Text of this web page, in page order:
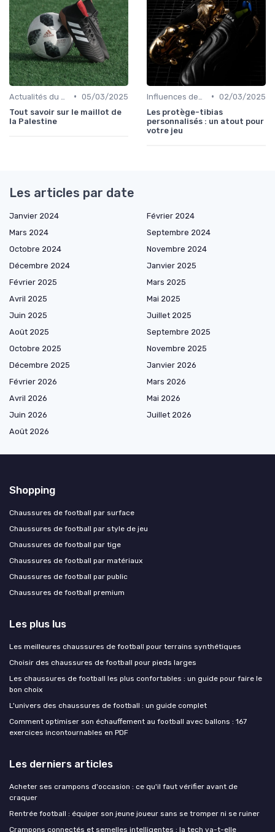
• 05/03/2025
Tout savoir sur le maillot de
la Palestine
• 02/03/2025
Les protège-tibias
personnalisés : un atout pour
votre jeu
Les articles par date
Janvier 2024
Février 2024
Mars 2024
Septembre 2024
Octobre 2024
Novembre 2024
Décembre 2024
Janvier 2025
Février 2025
Mars 2025
Avril 2025
Mai 2025
Juin 2025
Juillet 2025
Août 2025
Septembre 2025
Octobre 2025
Novembre 2025
Décembre 2025
Janvier 2026
Février 2026
Mars 2026
Avril 2026
Mai 2026
Juin 2026
Juillet 2026
Août 2026
Shopping
Chaussures de football par surface
Chaussures de football par style de jeu
Chaussures de football par tige
Chaussures de football par matériaux
Chaussures de football par public
Chaussures de football premium
Les plus lus
Les meilleures chaussures de football pour terrains synthétiques
Choisir des chaussures de football pour pieds larges
Les chaussures de football les plus confortables : un guide pour faire le
bon choix
L'univers des chaussures de football : un guide complet
Comment optimiser son échauffement au football avec ballons : 167
exercices incontournables en PDF
Les derniers articles
Acheter ses crampons d'occasion : ce qu'il faut vérifier avant de
craquer
Rentrée football : équiper son jeune joueur sans se tromper ni se ruiner
Crampons connectés et semelles intelligentes : la tech va-t-elle